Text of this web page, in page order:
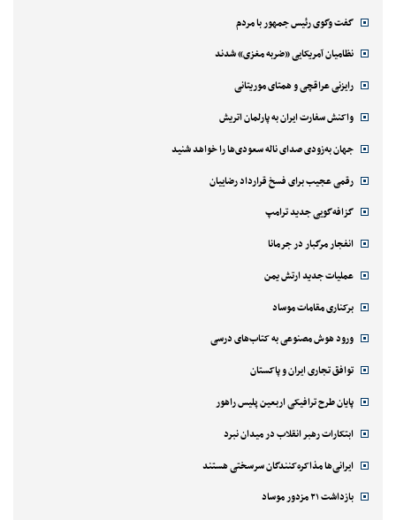
گفت وگوی رئیس جمهور با مردم
نظامیان آمریکایی «ضربه مغزی» شدند
رایزنی عراقچی و همتای موریتانی
واکنش سفارت ایران به پارلمان اتریش
جهان به‌زودی صدای ناله سعودی‌ها را خواهد شنید
رقمی عجیب برای فسخ قرارداد رضاییان
گزافه‌گویی جدید ترامپ
انفجار مرگبار در جرمانا
عملیات جدید ارتش یمن
برکناری مقامات موساد
ورود هوش مصنوعی به کتاب‌های درسی
توافق تجاری ایران و پاکستان
پایان طرح ترافیکی اربعین پلیس راهور
ابتکارات رهبر انقلاب در میدان نبرد
ایرانی‌ها مذاکره‌کنندگان سرسختی هستند
بازداشت ۲۱ مزدور موساد